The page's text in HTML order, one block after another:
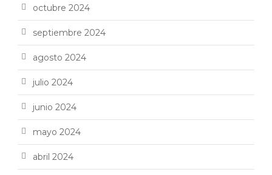
octubre 2024
septiembre 2024
agosto 2024
julio 2024
junio 2024
mayo 2024
abril 2024